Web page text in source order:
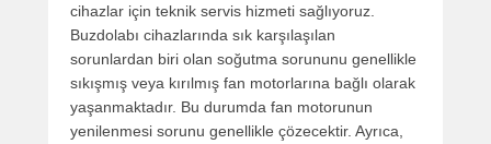
cihazlar için teknik servis hizmeti sağlıyoruz.
Buzdolabı cihazlarında sık karşılaşılan
sorunlardan biri olan soğutma sorununu genellikle
sıkışmış veya kırılmış fan motorlarına bağlı olarak
yaşanmaktadır. Bu durumda fan motorunun
yenilenmesi sorunu genellikle çözecektir. Ayrıca,